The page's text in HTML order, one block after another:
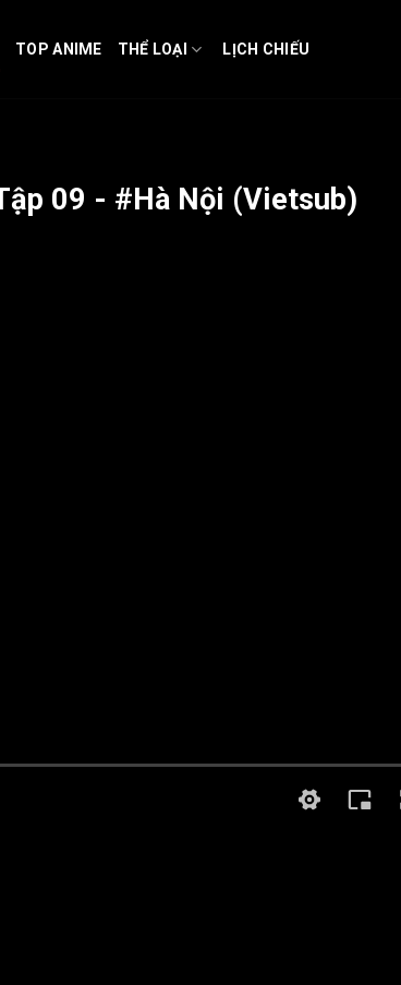
TOP ANIME THỂ LOẠI LỊCH CHIẾU
09 - #Hà Nội (Vietsub)